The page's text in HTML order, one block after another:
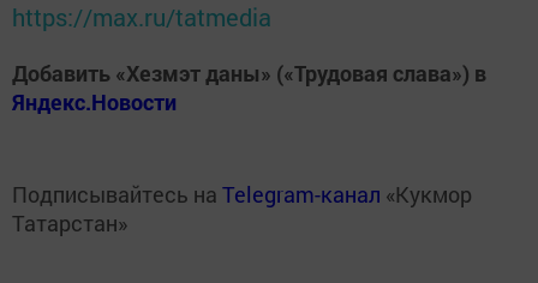
https://max.ru/tatmedia
Добавить «Хезмэт даны» («Трудовая слава») в
Яндекс.Новости
Подписывайтесь на Telegram-канал «Кукмор
Татарстан»